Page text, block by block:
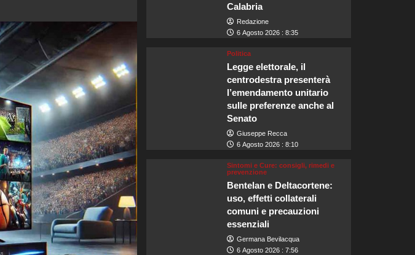
Calabria
Redazione
6 Agosto 2026 : 8:35
Politica
Legge elettorale, il
centrodestra presenterà
l’emendamento unitario
sulle preferenze anche al
Senato
Giuseppe Recca
6 Agosto 2026 : 8:10
Sintomi e Cure: consigli, rimedi e
prevenzione
Bentelan e Deltacortene:
uso, effetti collaterali
comuni e precauzioni
essenziali
Germana Bevilacqua
6 Agosto 2026 : 7:56